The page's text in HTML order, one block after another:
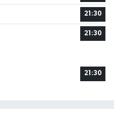
21:30
21:30
21:30